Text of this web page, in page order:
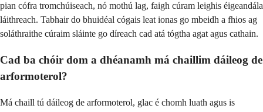
pian cófra tromchúiseach, nó mothú lag, faigh cúram leighis éigeandála
láithreach. Tabhair do bhuidéal cógais leat ionas go mbeidh a fhios ag
soláthraithe cúraim sláinte go díreach cad atá tógtha agat agus cathain.
Cad ba chóir dom a dhéanamh má chaillim dáileog de
arformoterol?
Má chaill tú dáileog de arformoterol, glac é chomh luath agus is